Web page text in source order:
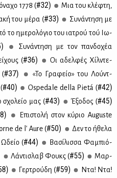
1778 (#32)
Mια του κλέ­φτη,
του μέ­ρα (#33)
Συ­νά­ντη­ση με
το ημε­ρο­λό­γιο του ια­τρού τού Ιω­
Συ­νά­ντη­ση με τον παν­δο­χέα
(#36)
Οι αδελ­φές Χίλ­ντε­
(#37)
«Το Γρα­φείο» του Λού­ντ­
#40) Ospedale della Pietá (#42)
σχο­λείο μας (#43) Έξο­δος (#45)
Επι­στο­λή στον κύ­ριο Auguste
de l' Aure (#50)
Δεν το ήθε­λα
(#44)
Βα­σί­λισ­σα Φα­μπιό­
Λά­ντι­σλαβ Φουκς (#55)
Μαρ­
Γερ­τρού­δη (#59)
Ντα! Ντα!